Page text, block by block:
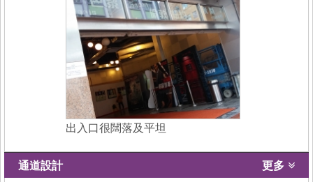
出入口很闊落及平坦
通道設計 更多